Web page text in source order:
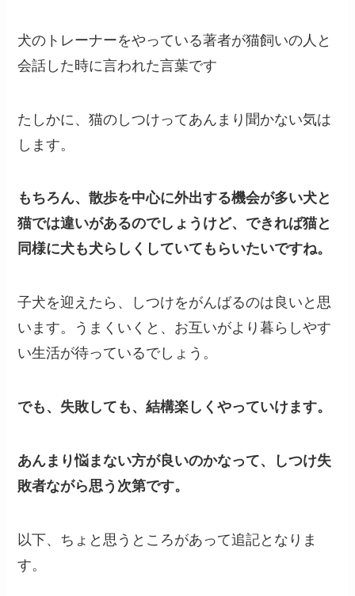
犬のトレーナーをやっている著者が猫飼いの人と
会話した時に言われた言葉です
たしかに、猫のしつけってあんまり聞かない気は
します。
もちろん、散歩を中心に外出する機会が多い犬と
猫では違いがあるのでしょうけど、できれば猫と
同様に犬も犬らしくしていてもらいたいですね。
子犬を迎えたら、しつけをがんばるのは良いと思
います。うまくいくと、お互いがより暮らしやす
い生活が待っているでしょう。
でも、失敗しても、結構楽しくやっていけます。
あんまり悩まない方が良いのかなって、しつけ失
敗者ながら思う次第です。
以下、ちょと思うところがあって追記となりま
す。